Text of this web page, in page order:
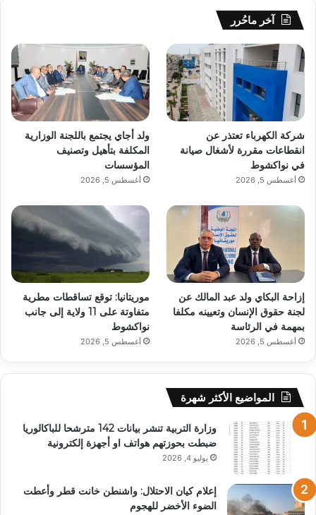
آخر ماحُرر
شركة الكهرباء تعتذر عن
انقطاعات مقررة لأشغال صيانة
في نواكشوط
أغسطس 5, 2026
ولد أجاي يجتمع باللجنة الوزارية
المكلفة بتأهيل وتصنيف
المؤسسات
أغسطس 5, 2026
إزاحة البكاي ولد عبد المالك عن
لجنة حقوق الإنسان وتعيينه مكلفا
بمهمة في الرئاسة
أغسطس 5, 2026
موريتانيا: توقع تساقطات مطرية
متفاوتة على 11 ولاية إلى جانب
نواكشوط
أغسطس 5, 2026
المواضيع الأكثر شهرة
وزارة التربية تنشر بيانات 142 مترشحا للباكالوريا
ضبطت بحوزتهم هواتف او أجهزة إلكترونية
يوليو 4, 2026
إعلام كيان الاحتلال: واشنطن خانت قطر وأعطت
الضوء الأخضر للهجوم